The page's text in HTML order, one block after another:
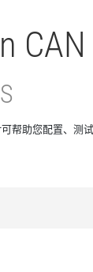
帮助您配置、测